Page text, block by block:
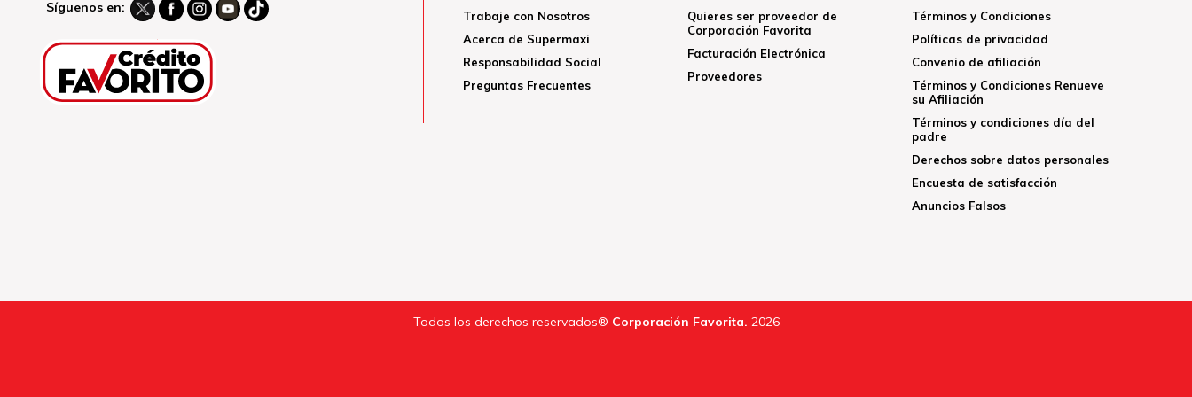
Síguenos en:
Trabaje con Nosotros
Acerca de Supermaxi
Responsabilidad Social
Preguntas Frecuentes
Quieres ser proveedor de
Corporación Favorita
Facturación Electrónica
Proveedores
Términos y Condiciones
Políticas de privacidad
Convenio de afiliación
Términos y Condiciones Renueve
su Afiliación
Términos y condiciones día del
padre
Derechos sobre datos personales
Encuesta de satisfacción
Anuncios Falsos
Todos los derechos reservados® Corporación Favorita. 2026